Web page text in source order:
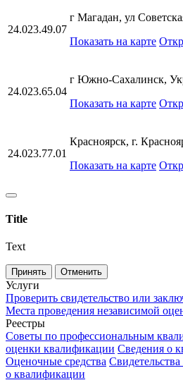
24.023.49.07
г Магадан, ул
Показать на карте
24.023.65.04
г Южно-Сахалинск,
Показать на карте
24.023.77.01
Красноярск, г.
Показать на карте
Title
Text
Принять Отменить
Услуги
Проверить свидетельство или
Места проведения независимой
Реестры
Советы по профессиональным
оценки квалификации Сведения о
Оценочные средства
о квалификации